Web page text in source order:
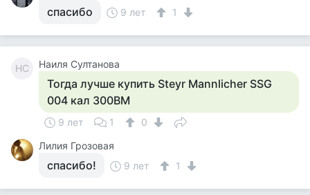
спасибо 9 лет 1
НС Наиля Султанова
Тогда лучше купить Steyr Mannlicher SSG
004 кал 300ВМ
9 лет 1
0
Лилия Грозовая
спасибо! 9 лет 1